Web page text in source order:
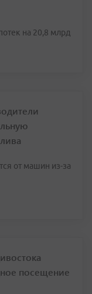
на 20,8 млрд
от машин из-за
посещение